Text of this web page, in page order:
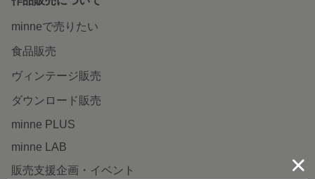
minneで売りたい
食品販売
ヴィンテージ販売
ダウンロード販売
minne PLUS
minne LAB
販売支援企画・イベント